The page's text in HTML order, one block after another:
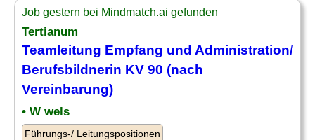
Job gestern bei Mindmatch.ai gefunden
Tertianum
Teamleitung Empfang und Administration/
Berufsbildnerin KV 90 (nach
Vereinbarung)
• W wels
Führungs-/ Leitungspositionen